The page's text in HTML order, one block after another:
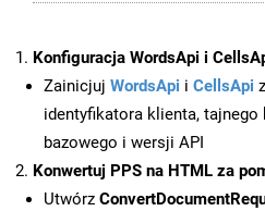
Konfiguracja WordsApi i
Zainicjuj WordsApi i CellsApi
identyfikatora klienta, tajnego
bazowego i wersji API
Konwertuj PPS na HTML za
Utwórz